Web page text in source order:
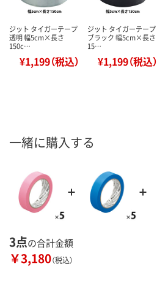
ジット タイガーテープ
透明 幅5cm×長さ
150c…
¥1,199（税込）
ジット タイガーテープ
ブラック 幅5cm×長さ
15…
¥1,199（税込）
一緒に購入する
3点の合計金額
￥3,180（税込）